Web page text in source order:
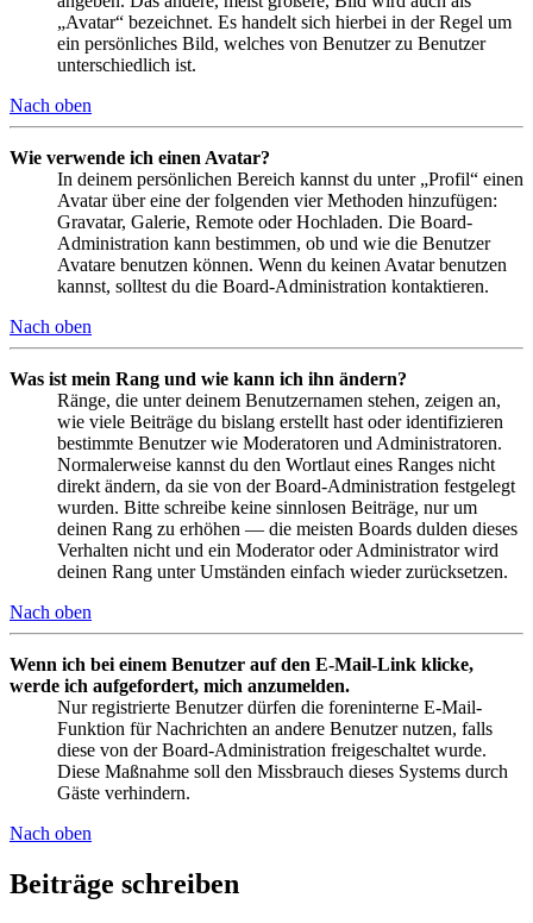
„Avatar“ bezeichnet. Es handelt sich hierbei in der Regel um
ein persönliches Bild, welches von Benutzer zu Benutzer
unterschiedlich ist.
Nach oben
Wie verwende ich einen Avatar?
In deinem persönlichen Bereich kannst du unter „Profil“ einen
Avatar über eine der folgenden vier Methoden hinzufügen:
Gravatar, Galerie, Remote oder Hochladen. Die Board-
Administration kann bestimmen, ob und wie die Benutzer
Avatare benutzen können. Wenn du keinen Avatar benutzen
kannst, solltest du die Board-Administration kontaktieren.
Nach oben
Was ist mein Rang und wie kann ich ihn ändern?
Ränge, die unter deinem Benutzernamen stehen, zeigen an,
wie viele Beiträge du bislang erstellt hast oder identifizieren
bestimmte Benutzer wie Moderatoren und Administratoren.
Normalerweise kannst du den Wortlaut eines Ranges nicht
direkt ändern, da sie von der Board-Administration festgelegt
wurden. Bitte schreibe keine sinnlosen Beiträge, nur um
deinen Rang zu erhöhen — die meisten Boards dulden dieses
Verhalten nicht und ein Moderator oder Administrator wird
deinen Rang unter Umständen einfach wieder zurücksetzen.
Nach oben
Wenn ich bei einem Benutzer auf den E-Mail-Link klicke,
werde ich aufgefordert, mich anzumelden.
Nur registrierte Benutzer dürfen die foreninterne E-Mail-
Funktion für Nachrichten an andere Benutzer nutzen, falls
diese von der Board-Administration freigeschaltet wurde.
Diese Maßnahme soll den Missbrauch dieses Systems durch
Gäste verhindern.
Nach oben
Beiträge schreiben